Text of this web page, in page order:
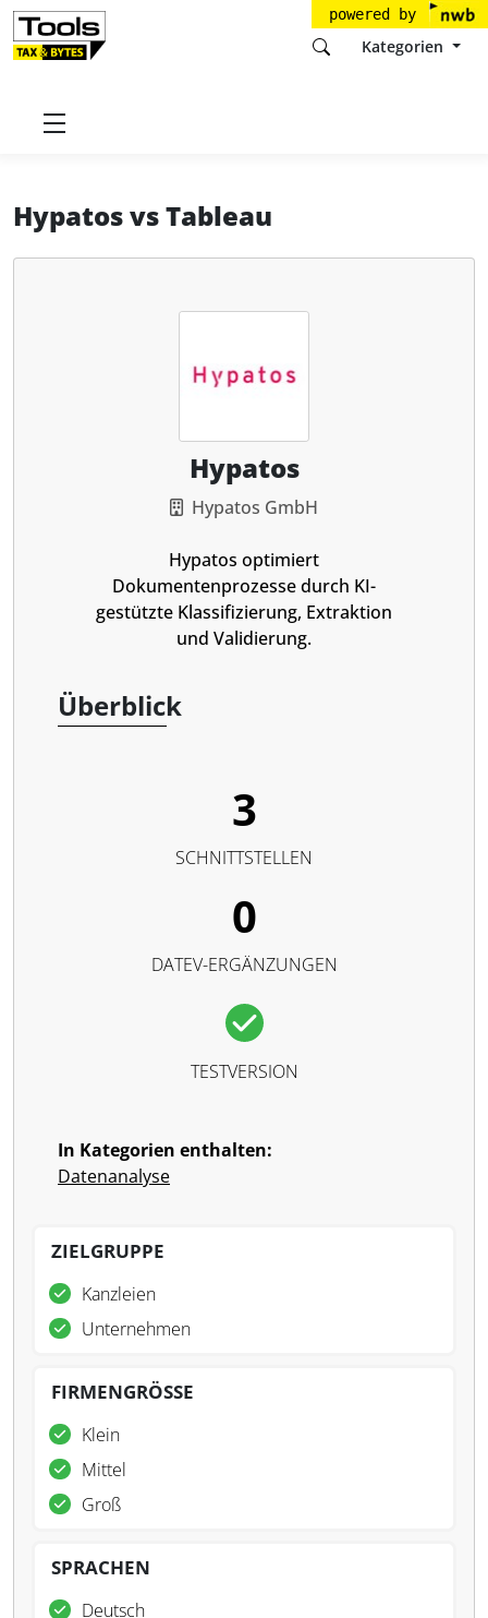
powered by
Kategorien
Startseite
HypatosvsTableau
Hypatos
Hypatos GmbH
Hypatos optimiert
Dokumentenprozesse durch KI-
gestützte Klassifizierung, Extraktion
und Validierung.
Überblick
3
SCHNITTSTELLEN
0
DATEV-ERGÄNZUNGEN
TESTVERSION
In Kategorien enthalten:
Datenanalyse
ZIELGRUPPE
Kanzleien
Unternehmen
FIRMENGRÖSSE
Klein
Mittel
Groß
SPRACHEN
Deutsch